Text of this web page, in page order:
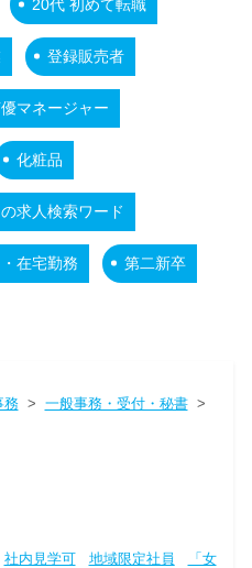
20代 初めて転職
登録販売者
マネージャー
化粧品
求人検索ワード
在宅勤務 第二新卒
務> 一般事務・受付・秘書>
社内見学可 地域限定社員
「女